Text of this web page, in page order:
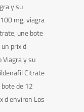
y su
mg, viagra
une bote
prix d
Viagra y su
Citrate
de 12
d environ Los